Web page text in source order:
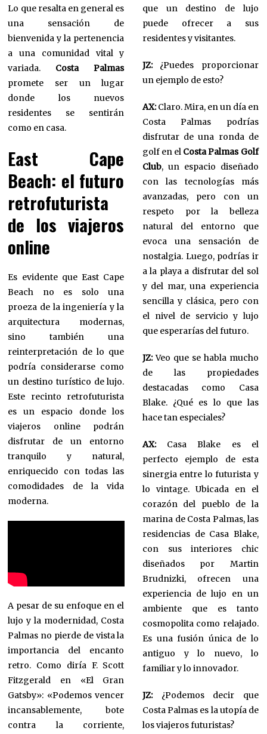
Lo que resalta en general es
una sensación de
bienvenida y la pertenencia
a una comunidad vital y
variada. Costa Palmas
promete ser un lugar
donde los nuevos
residentes se sentirán
como en casa.
East Cape
Beach: el futuro
retrofuturista
de los viajeros
online
Es evidente que East Cape
Beach no es solo una
proeza de la ingeniería y la
arquitectura modernas,
sino también una
reinterpretación de lo que
podría considerarse como
un destino turístico de lujo.
Este recinto retrofuturista
es un espacio donde los
viajeros online podrán
disfrutar de un entorno
tranquilo y natural,
enriquecido con todas las
comodidades de la vida
moderna.
A pesar de su enfoque en el
lujo y la modernidad, Costa
Palmas no pierde de vista la
importancia del encanto
retro. Como diría F. Scott
Fitzgerald en «El Gran
Gatsby»: «Podemos vencer
incansablemente, bote
contra la corriente,
que un destino de lujo
puede ofrecer a sus
residentes y visitantes.
JZ:¿Puedes proporcionar
un ejemplo de esto?
AX:Claro. Mira, en un día en
Costa Palmas podrías
disfrutar de una ronda de
golf en el Costa Palmas Golf
Club, un espacio diseñado
con las tecnologías más
avanzadas, pero con un
respeto por la belleza
natural del entorno que
evoca una sensación de
nostalgia. Luego, podrías ir
a la playa a disfrutar del sol
y del mar, una experiencia
sencilla y clásica, pero con
el nivel de servicio y lujo
que esperarías del futuro.
JZ:Veo que se habla mucho
de las propiedades
destacadas como Casa
Blake. ¿Qué es lo que las
hace tan especiales?
AX:Casa Blake es el
perfecto ejemplo de esta
sinergia entre lo futurista y
lo vintage. Ubicada en el
corazón del pueblo de la
marina de Costa Palmas, las
residencias de Casa Blake,
con sus interiores chic
diseñados por Martin
Brudnizki, ofrecen una
experiencia de lujo en un
ambiente que es tanto
cosmopolita como relajado.
Es una fusión única de lo
antiguo y lo nuevo, lo
familiar y lo innovador.
JZ:¿Podemos decir que
Costa Palmas es la utopía de
los viajeros futuristas?